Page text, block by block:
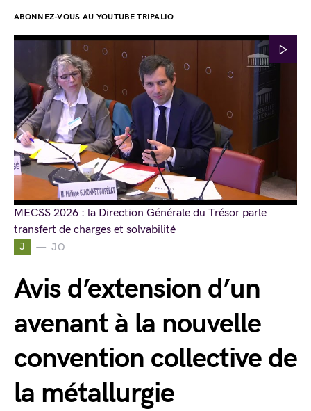
J JO
Avis d’extension d’un
avenant à la nouvelle
convention collective de
la métallurgie
ABONNEZ-VOUS AU YOUTUBE TRIPALIO
MECSS 2026 : la Direction Générale du Trésor parle
transfert de charges et solvabilité